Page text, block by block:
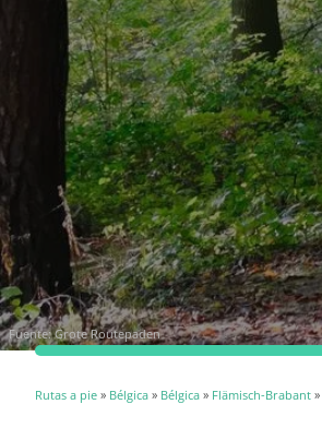
Fuente:Grote Routepaden
Rutas a pie » Bélgica » Bélgica » Flämisch-Brabant »